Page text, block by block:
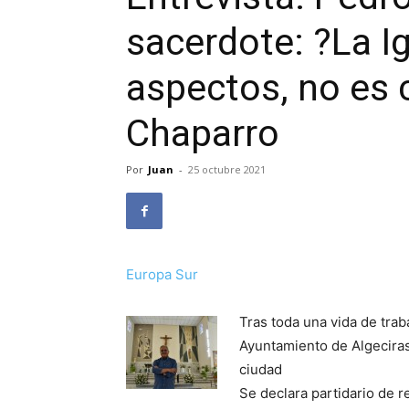
sacerdote: ?La
aspectos, no es
Chaparro
Por Juan - 25 octubre 2021
Europa Sur
Tras toda una vida de
Ayuntamiento de
ciudad
Se declara partidario de